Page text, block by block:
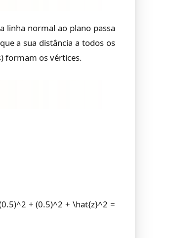
linha normal ao plano passa
a sua distância a todos os
formam os vértices.
+ (0.5)^2 + \hat{z}^2 =